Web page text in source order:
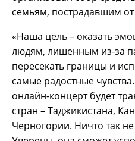
семьям, пострадавшим от
«Наша цель – оказать
людям, лишенным из-за
пересекать границы и
самые радостные
онлайн-концерт будет
стран – Таджикистана,
Черногории. Ничто так